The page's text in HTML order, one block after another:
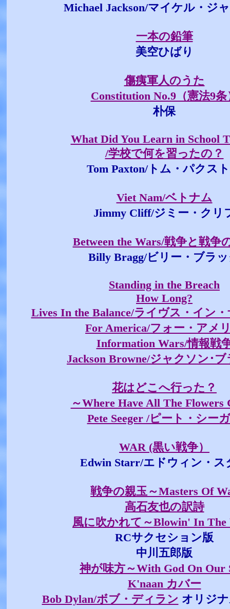
Michael Jackson/マイケル・ジ
一本の鉛筆
美空ひばり
傷痍軍人のうた
Constitution No.9（憲法9条
朴保
What Did You Learn in School
/学校で何を習ったの？
Tom Paxton/トム・パクス
Viet Nam/ベトナム
Jimmy Cliff/ジミー・クリ
Between the Wars/戦争と戦争
Billy Bragg/ビリー・ブラ
Standing in the Breach
How Long?
Lives In the Balance/ライヴス・イン
For America/フォー・アメ
Information Wars/情報戦
Jackson Browne/ジャクソン･
花はどこへ行った？
～Where Have All The Flowers
Pete Seeger /ピート・シー
WAR (黒い戦争）
Edwin Starr/エドウィン・ス
戦争の親玉～Masters Of
高石友也の訳詩
風に吹かれて～Blowin' In The
RCサクセション版
中川五郎版
神が味方～With God On Our
K'naan カバー
Bob Dylan/ボブ・ディラン オリジ